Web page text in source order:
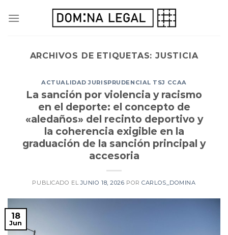
ARCHIVOS DE ETIQUETAS: JUSTICIA
ACTUALIDAD JURISPRUDENCIAL TSJ CCAA
La sanción por violencia y racismo
en el deporte: el concepto de
«aledaños» del recinto deportivo y
la coherencia exigible en la
graduación de la sanción principal y
accesoria
PUBLICADO ELJUNIO 18, 2026 PORCARLOS_DOMINA
18
Jun